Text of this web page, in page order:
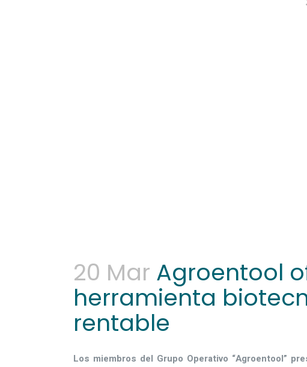
20 Mar Agroentool
herramienta
rentable
Los miembros del Grupo Operativo “Agroentool”